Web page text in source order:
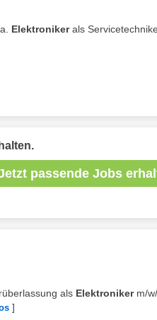
Elektronikerals
passende Jobs
als Elektronikerm/
]